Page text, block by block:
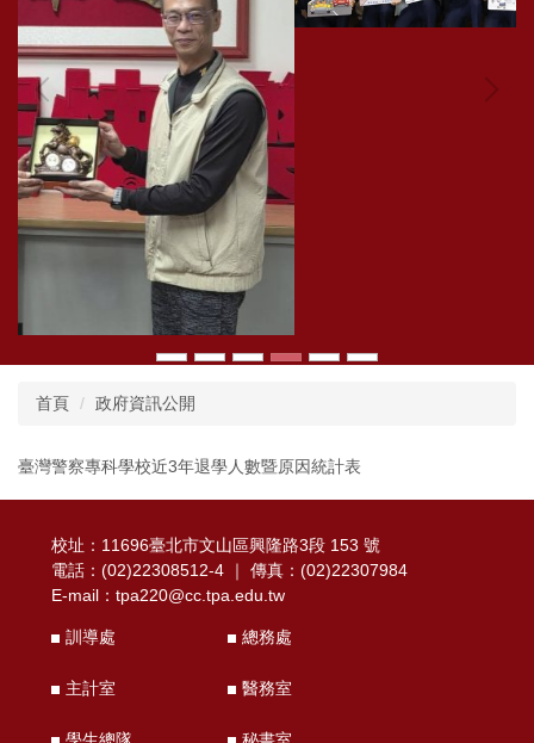
首頁 政府資訊公開
臺灣警察專科學校近3年退學人數暨原因統計表
校址：11696臺北市文山區興隆路3段 153 號
電話：(02)22308512-4 ｜ 傳真：(02)22307984
E-mail： tpa220@cc.tpa.edu.tw
訓導處
主計室
總務處
醫務室